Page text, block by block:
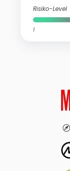
Risiko-Level
1